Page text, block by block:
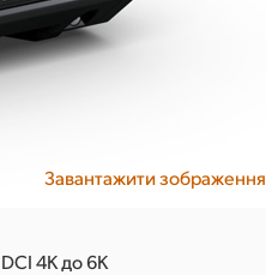
Завантажити зображення
4K до 6K